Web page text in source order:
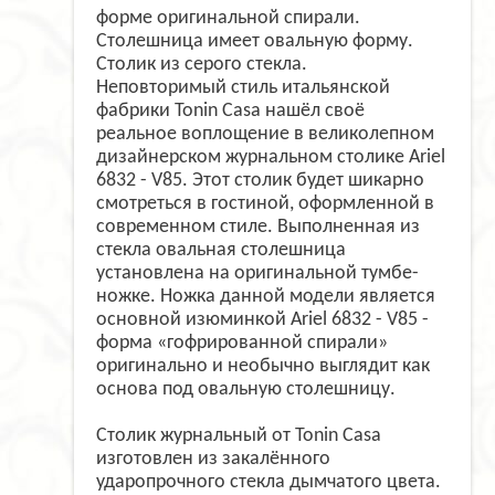
форме оригинальной спирали.
Столешница имеет овальную форму.
Столик из серого стекла.
Неповторимый стиль итальянской
фабрики Tonin Casa нашёл своё
реальное воплощение в великолепном
дизайнерском журнальном столике Ariel
6832 - V85. Этот столик будет шикарно
смотреться в гостиной, оформленной в
современном стиле. Выполненная из
стекла овальная столешница
установлена на оригинальной тумбе-
ножке. Ножка данной модели является
основной изюминкой Ariel 6832 - V85 -
форма «гофрированной спирали»
оригинально и необычно выглядит как
основа под овальную столешницу.
Столик журнальный от Tonin Casa
изготовлен из закалённого
ударопрочного стекла дымчатого цвета.